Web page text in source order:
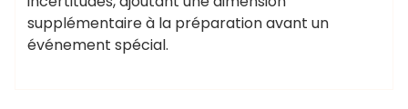
supplémentaire à la préparation avant un
événement spécial.